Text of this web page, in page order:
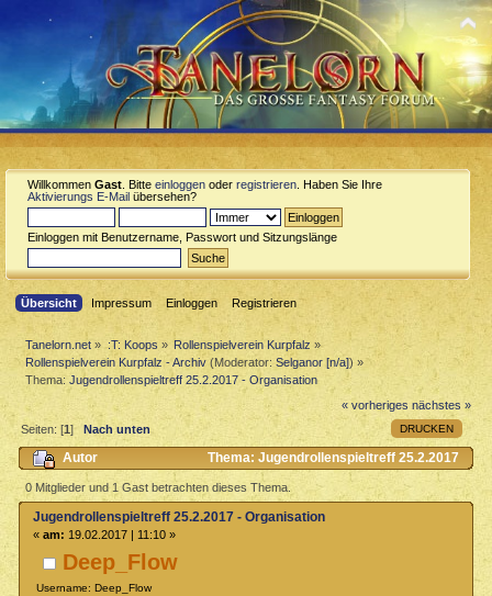
Willkommen Gast . Bitte einloggen oder registrieren . Haben Sie Ihre
Aktivierungs E-Mail übersehen?
Einloggen mit Benutzername, Passwort und Sitzungslänge
Übersicht Impressum Einloggen Registrieren
Tanelorn.net » :T: Koops » Rollenspielverein Kurpfalz »
Rollenspielverein Kurpfalz - Archiv (Moderator:Selganor [n/a]) »
Thema:Jugendrollenspieltreff 25.2.2017 - Organisation
« vorheriges nächstes »
DRUCKEN
Seiten: [1] Nach unten
Autor
Thema: Jugendrollenspieltreff 25.2.2017
- Organisation (Gelesen 3600 mal)
0 Mitglieder und 1 Gast betrachten dieses Thema.
Deep_Flow
Username: Deep_Flow
Jugendrollenspieltreff 25.2.2017 - Organisation
« am: 19.02.2017 | 11:10 »